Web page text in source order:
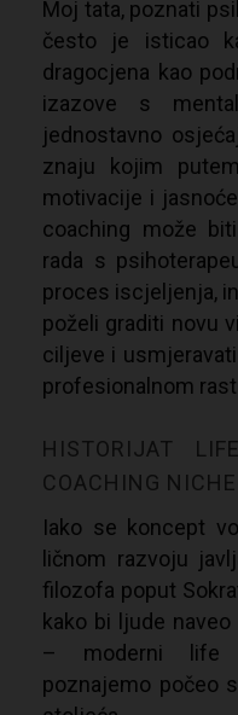
Moj tata, poznati
često je isticao
dragocjena kao
izazove s
jednostavno
znaju kojim
motivacije i
coaching može
rada s
proces iscjeljenja,
poželi graditi novu
ciljeve i
profesionalnom
HISTORIJAT
COACHING
Iako se koncept
ličnom razvoju
filozofa poput
kako bi ljude
– moderni life
poznajemo počeo